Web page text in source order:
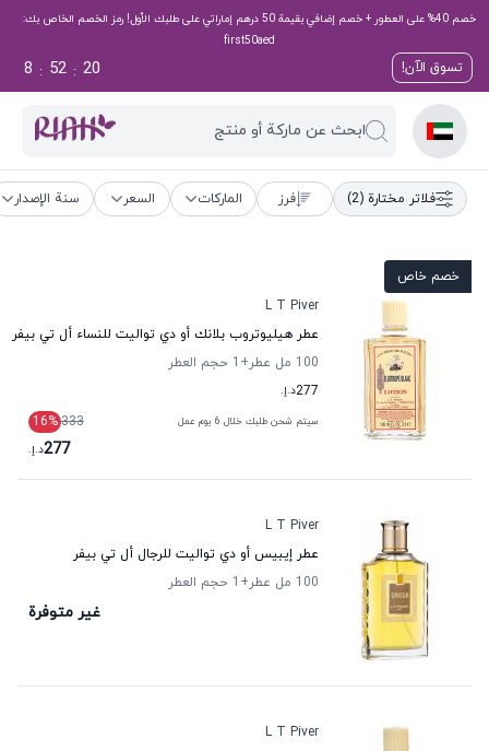
خصم 40% على العطور + خصم إضافي بقيمة 50 درهم إماراتي على طلبك الأول! رمز الخصم الخاص بك:
first50aed
تسوق الآن! 20
:
52
:
8
ابحث عن ماركة أو منتج
فلاتر مختارة (2) فرز الماركات السعر سنة الإصدار
خصم خاص
L T Piver
عطر هيليوتروب بلانك أو دي تواليت للنساء أل تي بيفر
100 مل عطر
+1
حجم العطر
277د.إ.
سيتم شحن طلبك خلال 6 يوم عمل 333
16%
277د.إ.
L T Piver
عطر إيبيس أو دي تواليت للرجال أل تي بيفر
100 مل عطر
+1 حجم العطر
غير متوفرة
L T Piver